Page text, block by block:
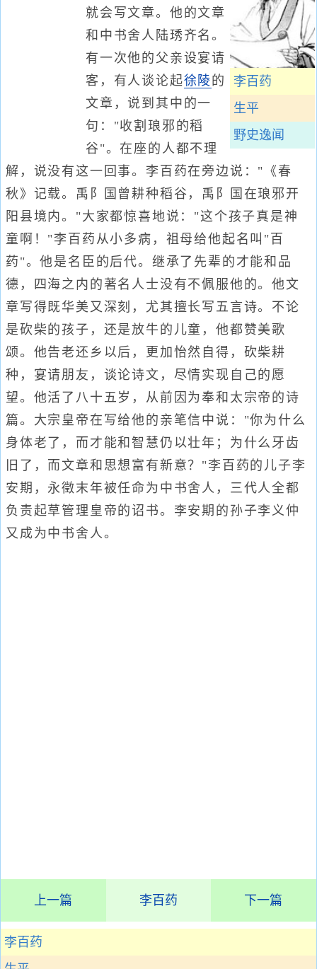
李百药
生平
野史逸闻
就会写文章。他的文章
和中书舍人陆琇齐名。
有一次他的父亲设宴请
客，有人谈论起徐陵 的
文章，说到其中的一
句："收割琅邪的稻
谷"。在座的人都不理
解，说没有这一回事。李百药在旁边说："《春
秋》记载。禹阝国曾耕种稻谷，禹阝国在琅邪开
阳县境内。"大家都惊喜地说："这个孩子真是神
童啊！"李百药从小多病，祖母给他起名叫"百
药"。他是名臣的后代。继承了先辈的才能和品
德，四海之内的著名人士没有不佩服他的。他文
章写得既华美又深刻，尤其擅长写五言诗。不论
是砍柴的孩子，还是放牛的儿童，他都赞美歌
颂。他告老还乡以后，更加怡然自得，砍柴耕
种，宴请朋友，谈论诗文，尽情实现自己的愿
望。他活了八十五岁，从前因为奉和太宗帝的诗
篇。大宗皇帝在写给他的亲笔信中说："你为什么
身体老了，而才能和智慧仍以壮年；为什么牙齿
旧了，而文章和思想富有新意？"李百药的儿子李
安期，永徵末年被任命为中书舍人，三代人全都
负责起草管理皇帝的诏书。李安期的孙子李义仲
又成为中书舍人。
上一篇 李百药 下一篇
李百药